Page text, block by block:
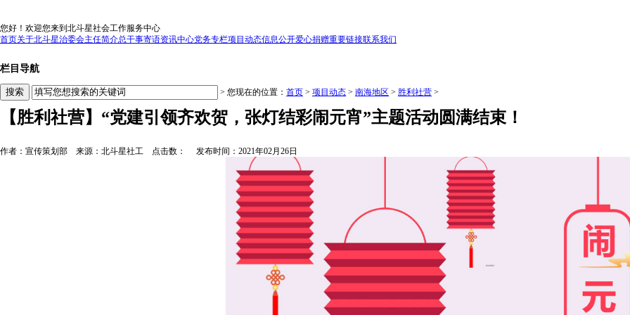
您好！欢迎您来到北斗星社会工作服务中心
首页关于北斗星治委会主任简介总干事寄语资讯中心党务专栏项目动态信息公开爱心捐赠重要链接联系我们
栏目导航
> 您现在的位置： 首页 > 项目动态 > 南海地区 > 胜利社营 >
【胜利社营】“党建引领齐欢贺，张灯结彩闹元宵”主题活动圆满结束！
作者：宣传策划部 来源：北斗星社工 点击数： 发布时间：2021年02月26日